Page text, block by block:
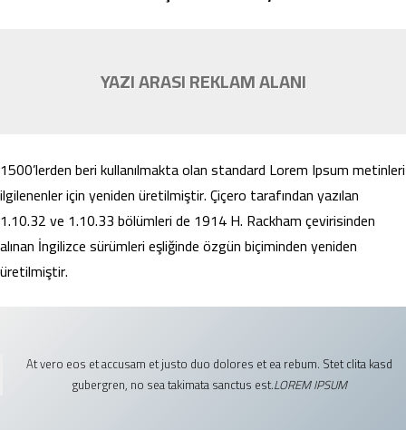
YAZI ARASI REKLAM ALANI
1500’lerden beri kullanılmakta olan standard Lorem Ipsum metinleri
ilgilenenler için yeniden üretilmiştir. Çiçero tarafından yazılan
1.10.32 ve 1.10.33 bölümleri de 1914 H. Rackham çevirisinden
alınan İngilizce sürümleri eşliğinde özgün biçiminden yeniden
üretilmiştir.
At vero eos et accusam et justo duo dolores et ea rebum. Stet clita kasd
gubergren, no sea takimata sanctus est.LOREM IPSUM